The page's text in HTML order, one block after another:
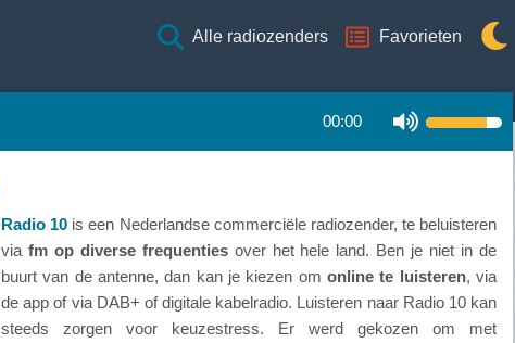
Alle radiozenders Favorieten
00:00
Radio 10 is een Nederlandse commerciële radiozender, te beluisteren
via fm op diverse frequentiesover het hele land. Ben je niet in de
buurt van de antenne, dan kan je kiezen om online te luisteren, via
de app of via DAB+ of digitale kabelradio. Luisteren naar Radio 10 kan
steeds zorgen voor keuzestress. Er werd gekozen om met